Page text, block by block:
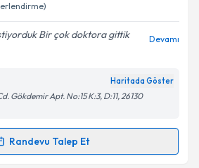
işlenmesine ilişkin
Aydınlatma
ve kişisel verilerimin belirtilen
kabul ediyorum.
Talebini Gönder
Bir çok doktora gittik
Devamı
Haritada Göster
Gökdemir Apt. No:15 K:3, D:11, 26130
Randevu Talep Et
Talebi